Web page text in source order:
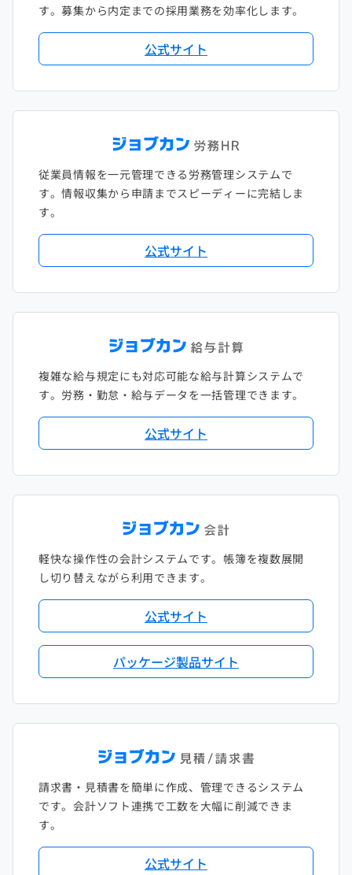
す。募集から内定までの採用業務を効率化します。
公式サイト
従業員情報を一元管理できる労務管理システムで
す。情報収集から申請までスピーディーに完結しま
す。
公式サイト
複雑な給与規定にも対応可能な給与計算システムで
す。労務・勤怠・給与データを一括管理できます。
公式サイト
軽快な操作性の会計システムです。帳簿を複数展開
し切り替えながら利用できます。
公式サイト
パッケージ製品サイト
請求書・見積書を簡単に作成、管理できるシステム
です。会計ソフト連携で工数を大幅に削減できま
す。
公式サイト